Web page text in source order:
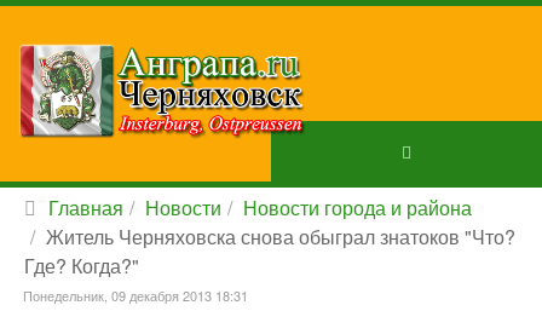
Главная Новости
Новости города и района
Житель Черняховска снова обыграл знатоков "Что?
Где? Когда?"
Понедельник, 09 декабря 2013 18:31